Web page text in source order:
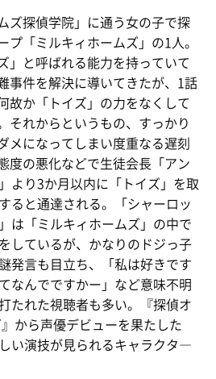
ズ探偵学院」に通う女の子で探
プ「ミルキィホームズ」の1人。
」と呼ばれる能力を持っていて
事件を解決に導いてきたが、1話
故か「トイズ」の力をなくして
それからというもの、すっかり
メになってしまい度重なる遅刻
度の悪化などで生徒会長「アン
より3か月以内に「トイズ」を取
ると通達される。「シャーロッ
は「ミルキィホームズ」の中で
しているが、かなりのドジっ子
発言も目立ち、「私は好きです
なんでですかー」など意味不明
たれた視聴者も多い。『探偵オ
から声優デビューを果たした
い演技が見られるキャラクタ―